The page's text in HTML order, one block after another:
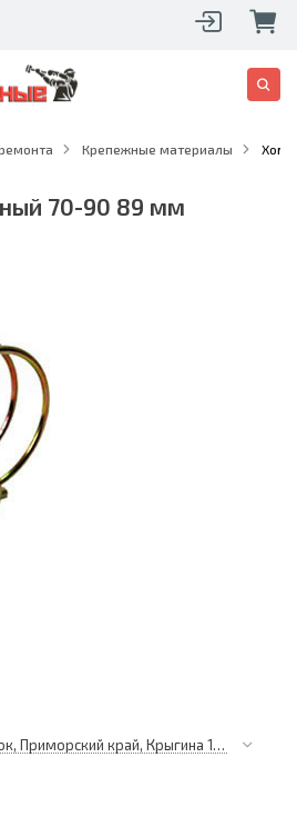
Крепежные материалы
70-90 89 мм
Приморский край, Крыгина 105